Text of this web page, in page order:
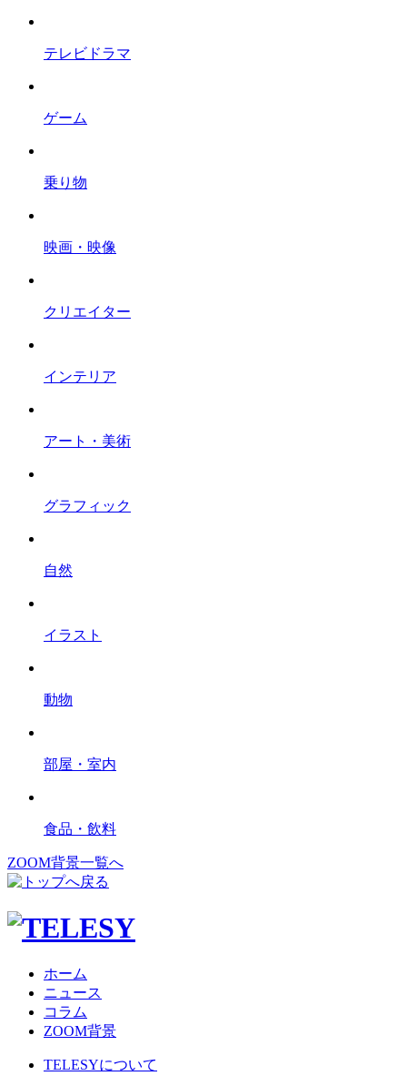
テレビドラマ
ゲーム
乗り物
映画・映像
クリエイター
インテリア
アート・美術
グラフィック
自然
イラスト
動物
部屋・室内
食品・飲料
ZOOM背景一覧へ
ホーム
ニュース
コラム
ZOOM背景
TELESYについて